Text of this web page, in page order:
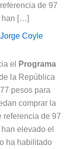
de 97
han […]
Jorge Coyle
el
Programa
la República
pesos para
comprar la
referencia de 97
elevado el
ha habilitado